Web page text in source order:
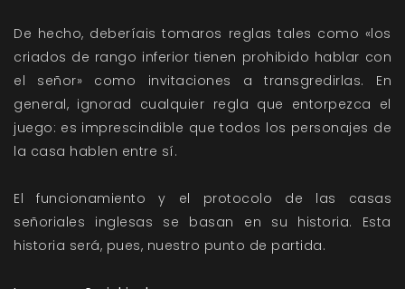
De hecho, deberíais tomaros reglas tales como «los
criados de rango inferior tienen prohibido hablar con
el señor» como invitaciones a transgredirlas. En
general, ignorad cualquier regla que entorpezca el
juego: es imprescindible que todos los personajes de
la casa hablen entre sí.
El funcionamiento y el protocolo de las casas
señoriales inglesas se basan en su historia. Esta
historia será, pues, nuestro punto de partida.